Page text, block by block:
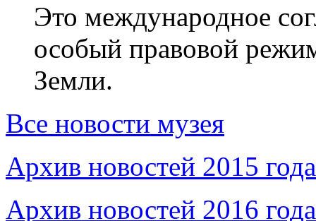
Это международное
особый правовой
Земли.
Все новости музея
Архив новостей 2015 года
Архив новостей 2016 года